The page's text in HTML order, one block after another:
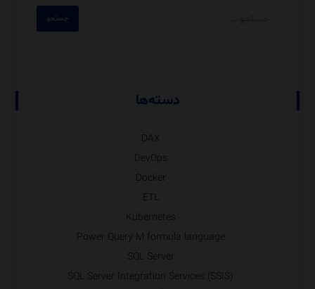
دسته‌ها
DAX
DevOps
Docker
ETL
Kubernetes
Power Query M formula language
SQL Server
SQL Server Integration Services (SSIS)